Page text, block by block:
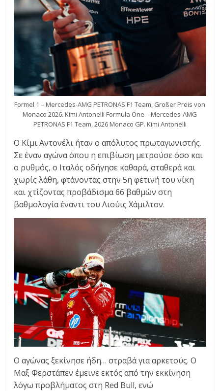
Formel 1 – Mercedes-AMG PETRONAS F1 Team, Großer Preis von
Monaco 2026. Kimi Antonelli Formula One – Mercedes-AMG
PETRONAS F1 Team, 2026 Monaco GP. Kimi Antonelli
Ο Κίμι Αντονέλι ήταν ο απόλυτος πρωταγωνιστής.
Σε έναν αγώνα όπου η επιβίωση μετρούσε όσο και
ο ρυθμός, ο Ιταλός οδήγησε καθαρά, σταθερά και
χωρίς λάθη, φτάνοντας στην 5η φετινή του νίκη
και χτίζοντας προβάδισμα 66 βαθμών στη
βαθμολογία έναντι του Λιούις Χάμιλτον.
Ο αγώνας ξεκίνησε ήδη… στραβά για αρκετούς. Ο
Μαξ Φερστάπεν έμεινε εκτός από την εκκίνηση
λόγω προβλήματος στη Red Bull, ενώ